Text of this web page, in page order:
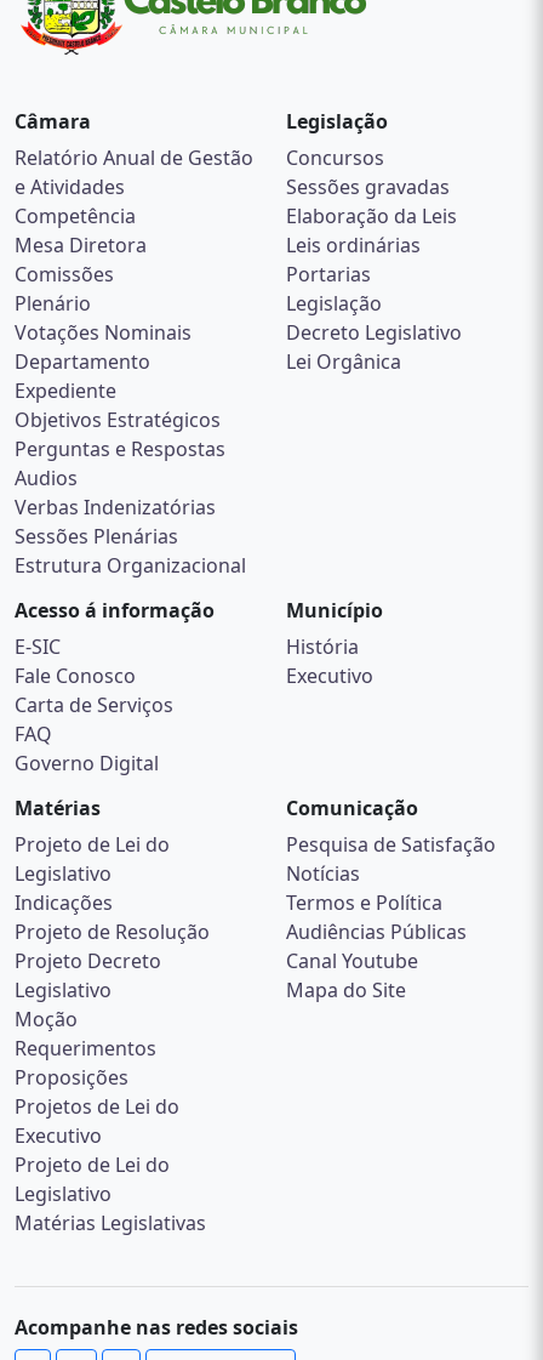
Câmara
Relatório Anual de Gestão
e Atividades
Competência
Mesa Diretora
Comissões
Plenário
Votações Nominais
Departamento
Expediente
Objetivos Estratégicos
Perguntas e Respostas
Audios
Verbas Indenizatórias
Sessões Plenárias
Estrutura Organizacional
Legislação
Concursos
Sessões gravadas
Elaboração da Leis
Leis ordinárias
Portarias
Legislação
Decreto Legislativo
Lei Orgânica
Acesso á informação
E-SIC
Fale Conosco
Carta de Serviços
FAQ
Governo Digital
Município
História
Executivo
Matérias
Projeto de Lei do
Legislativo
Indicações
Projeto de Resolução
Projeto Decreto
Legislativo
Moção
Requerimentos
Proposições
Projetos de Lei do
Executivo
Projeto de Lei do
Legislativo
Matérias Legislativas
Comunicação
Pesquisa de Satisfação
Notícias
Termos e Política
Audiências Públicas
Canal Youtube
Mapa do Site
Acompanhe nas redes sociais